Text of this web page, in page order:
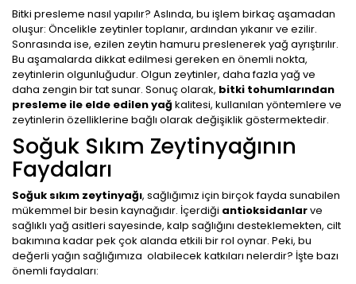
Bitki presleme nasıl yapılır? Aslında, bu işlem birkaç aşamadan
oluşur: Öncelikle zeytinler toplanır, ardından yıkanır ve ezilir.
Sonrasında ise, ezilen zeytin hamuru preslenerek yağ ayrıştırılır.
Bu aşamalarda dikkat edilmesi gereken en önemli nokta,
zeytinlerin olgunluğudur. Olgun zeytinler, daha fazla yağ ve
daha zengin bir tat sunar. Sonuç olarak, bitki tohumlarından
presleme ile elde edilen yağ kalitesi, kullanılan yöntemlere ve
zeytinlerin özelliklerine bağlı olarak değişiklik göstermektedir.
Soğuk Sıkım Zeytinyağının
Faydaları
Soğuk sıkım zeytinyağı, sağlığımız için birçok fayda sunabilen
mükemmel bir besin kaynağıdır. İçerdiği antioksidanlarve
sağlıklı yağ asitleri sayesinde, kalp sağlığını desteklemekten, cilt
bakımına kadar pek çok alanda etkili bir rol oynar. Peki, bu
değerli yağın sağlığımıza olabilecek katkıları nelerdir? İşte bazı
önemli faydaları: